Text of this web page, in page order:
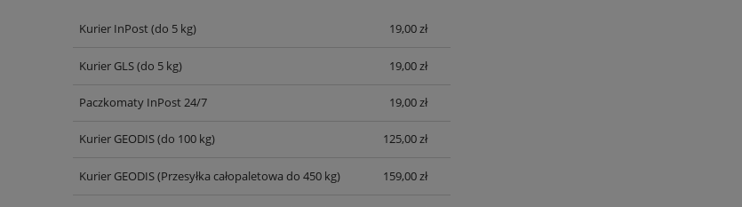
CENA NIE ZAWIERA EWENTUALNYCH
Kurier InPost(do 5 kg) 19,00 zł
Kurier GLS(do 5 kg) 19,00 zł
Paczkomaty InPost 24/7 19,00 zł
Kurier GEODIS(do 100 kg) 125,00 zł
Kurier GEODIS(Przesyłka całopaletowa do 450 kg) 159,00 zł